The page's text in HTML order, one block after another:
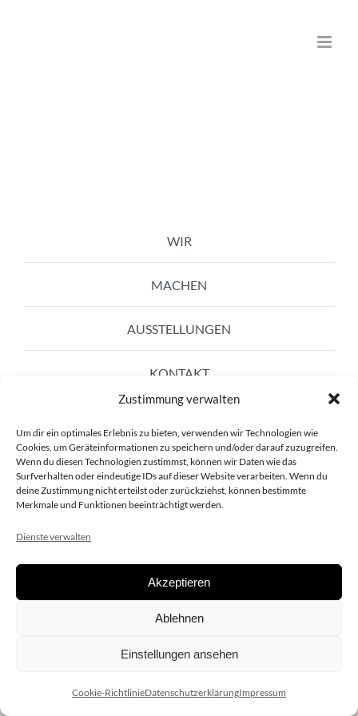
Zustimmung verwalten
Um dir ein optimales Erlebnis zu bieten, verwenden wir Technologien wie
Cookies, um Geräteinformationen zu speichern und/oder darauf zuzugreifen.
Wenn du diesen Technologien zustimmst, können wir Daten wie das
Surfverhalten oder eindeutige IDs auf dieser Website verarbeiten. Wenn du
deine Zustimmung nicht erteilst oder zurückziehst, können bestimmte
Merkmale und Funktionen beeinträchtigt werden.
Dienste verwalten
Akzeptieren
Ablehnen
Einstellungen ansehen
Cookie-RichtlinieDatenschutzerklärungImpressum
WIR
MACHEN
AUSSTELLUNGEN
KONTAKT
Copyright 2020 dieSCHAUsteller.at |Datenschützerklärung|
| Design:www.ARGEntur.at